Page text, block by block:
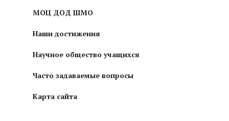
МОЦ ДОД ШМО
Наши достижения
Научное общество учащихся
Часто задаваемые вопросы
Карта сайта